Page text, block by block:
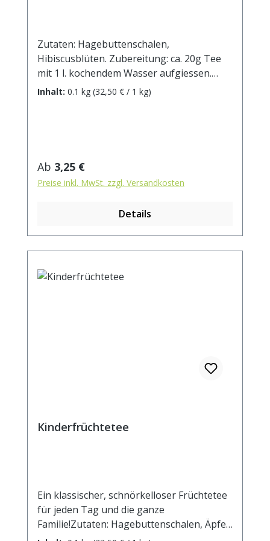
Zutaten: Hagebuttenschalen,
Hibiscusblüten. Zubereitung: ca. 20g Tee
mit 1 l. kochendem Wasser aufgiessen.
Ziehzeit: max.10 min.
Inhalt: 0.1 kg (32,50 € / 1 kg)
Regulärer Preis:
Ab 3,25 €
Preise inkl. MwSt. zzgl. Versandkosten
Details
Kinderfrüchtetee
Ein klassischer, schnörkelloser Früchtetee
für jeden Tag und die ganze
Familie!Zutaten: Hagebuttenschalen, Äpfel,